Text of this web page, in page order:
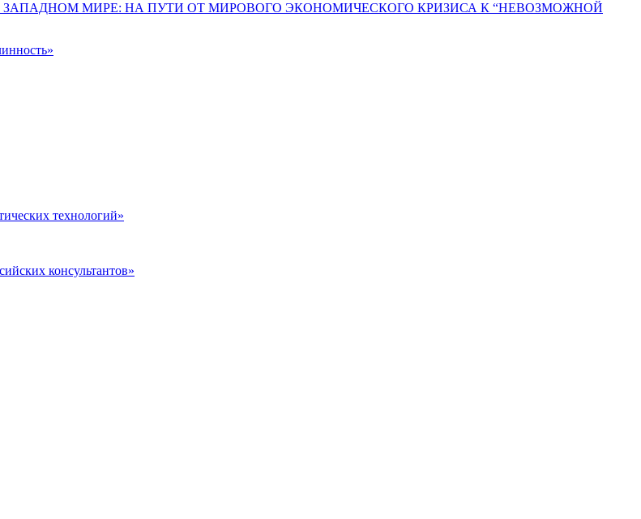
МИРЕ: НА ПУТИ ОТ МИРОВОГО ЭКОНОМИЧЕСКОГО КРИЗИСА К “НЕВОЗМОЖНОЙ
технологий»
консультантов»